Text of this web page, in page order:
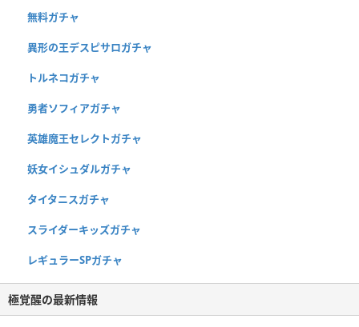
無料ガチャ
異形の王デスピサロガチャ
トルネコガチャ
勇者ソフィアガチャ
英雄魔王セレクトガチャ
妖女イシュダルガチャ
タイタニスガチャ
スライダーキッズガチャ
レギュラーSPガチャ
極覚醒の最新情報